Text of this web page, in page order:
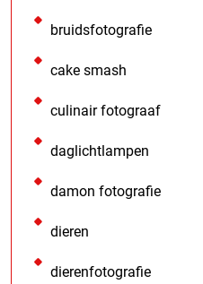
bruidsfotografie
cake smash
culinair fotograaf
daglichtlampen
damon fotografie
dieren
dierenfotografie